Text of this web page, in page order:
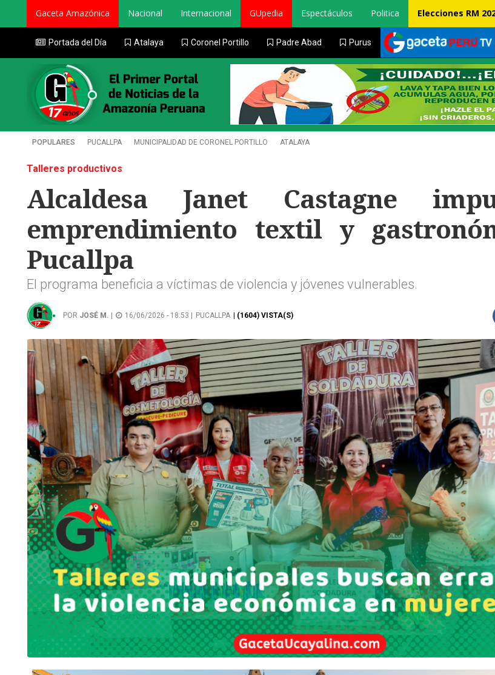
Gaceta Amazónica Nacional Internacional GUpedia Espectáculos Politica Elecciones RM
Portada del Día Atalaya Coronel Portillo Padre Abad Purus
POPULARES PUCALLPA MUNICIPALIDAD DE CORONEL PORTILLO ATALAYA
Talleres productivos
Alcaldesa Janet Castagne
emprendimiento textil y
Pucallpa
El programa beneficia a víctimas de violencia y jóvenes vulnerables.
POR JOSÉ M. 16/06/2026 - 18:53 | PUCALLPA | (1604) VISTA(S)